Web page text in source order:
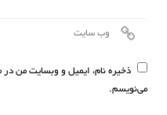
ذخیره نام، ایمیل و وبسایت من در
می‌نویسم.